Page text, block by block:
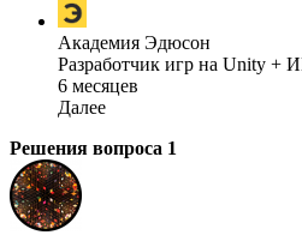
Академия Эдюсон
Разработчик игр на Unity +
6 месяцев
Далее
Решения вопроса 1